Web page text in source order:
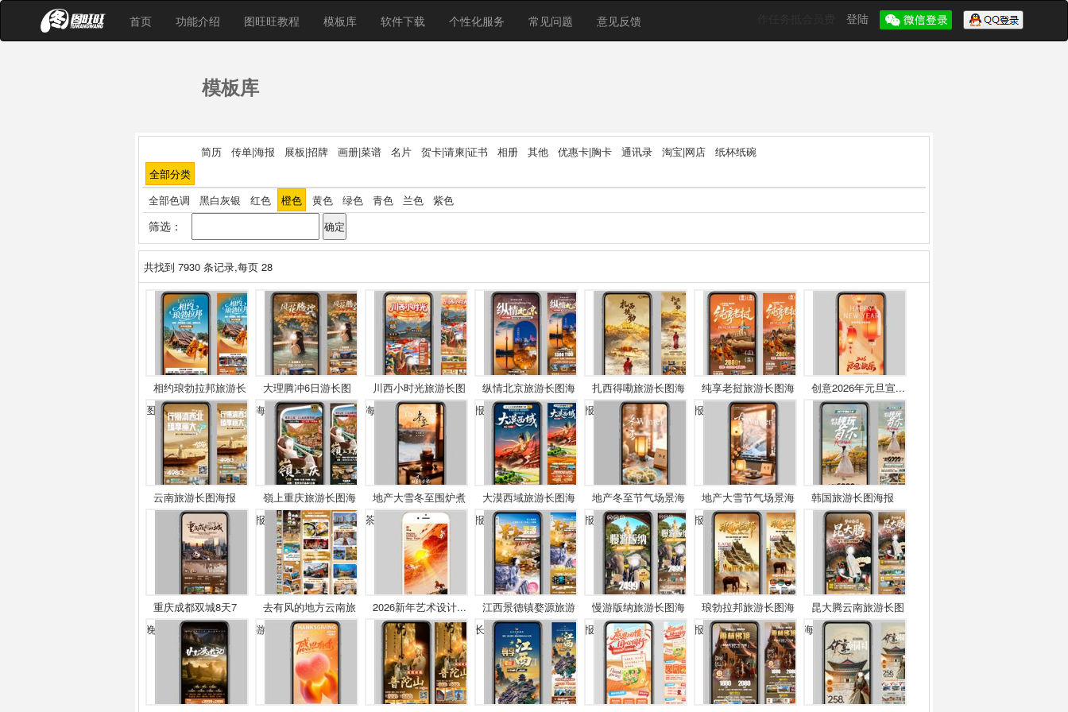
首页 功能介绍 图旺旺教程 模板库 软件下载 个性化服务 常见问题 意见反馈 登陆
模板库
全部分类
简历 传单|海报 展板|招牌 画册|菜谱 名片 贺卡|请柬|证书 相册 其他 优惠卡|胸卡 通讯录 淘宝|网店 纸杯纸碗
全部色调 黑白灰银 红色 橙色 黄色 绿色 青色 兰色 紫色
筛选：
共找到 7930 条记录,每页 28
相约琅勃拉邦旅游长
图...
大理腾冲6日游长图
海...
川西小时光旅游长图
海...
纵情北京旅游长图海
报
扎西得嘞旅游长图海
报
纯享老挝旅游长图海
报
创意2026年元旦宣...
云南旅游长图海报
嶺上重庆旅游长图海
报
地产大雪冬至围炉煮
茶...
大漠西域旅游长图海
报
地产冬至节气场景海
报
地产大雪节气场景海
报
韩国旅游长图海报
重庆成都双城8天7
晚...
去有风的地方云南旅
游...
2026新年艺术设计...
江西景德镇婺源旅游
长...
慢游版纳旅游长图海
报
琅勃拉邦旅游长图海
报
昆大腾云南旅游长图
海...